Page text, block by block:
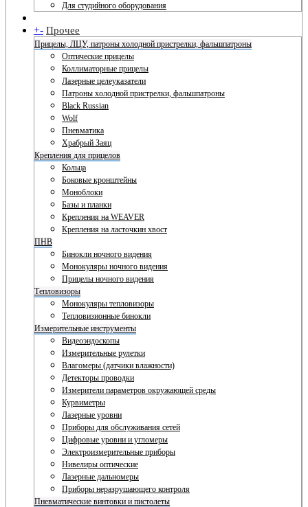
Для студийного оборудования
+- Прочее
Прицелы, ЛЦУ, патроны холодной пристрелки, фальшпатроны
Оптические прицелы
Коллиматорные прицелы
Лазерные целеуказатели
Патроны холодной пристрелки, фальшпатроны
Black Russian
Wolf
Пневматика
Храбрый Заяц
Крепления для прицелов
Кольца
Боковые кронштейны
Моноблоки
Базы и планки
Крепления на WEAVER
Крепления на ласточкин хвост
ПНВ
Бинокли ночного видения
Монокуляры ночного видения
Прицелы ночного видения
Тепловизоры
Монокуляры тепловизоры
Тепловизионные бинокли
Измерительные инструменты
Видеоэндоскопы
Измерительные рулетки
Влагомеры (датчики влажности)
Детекторы проводки
Измерители параметров окружающей среды
Курвиметры
Лазерные уровни
Приборы для обслуживания сетей
Цифровые уровни и угломеры
Электроизмерительные приборы
Нивелиры оптические
Лазерные дальномеры
Приборы неразрушающего контроля
Пневматические винтовки и пистолеты